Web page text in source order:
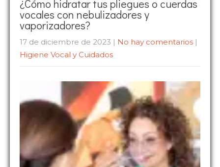
¿Cómo hidratar tus pliegues o cuerdas
vocales con nebulizadores y
vaporizadores?
17 de diciembre de 2023 | No hay comentarios |
Higiene Vocal y Cuidados